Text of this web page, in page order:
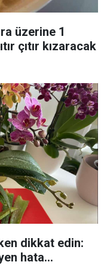
üzerine 1
çıtır kızaracak
dikkat edin:
hata...